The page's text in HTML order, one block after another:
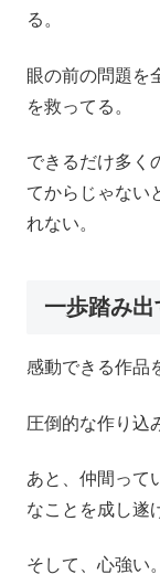
る。
眼の前の問題を
を救ってる。
できるだけ多く
てからじゃない
れない。
一歩踏み出
感動できる作品
圧倒的な作り込
あと、仲間って
なことを成し遂
そして、心強い。